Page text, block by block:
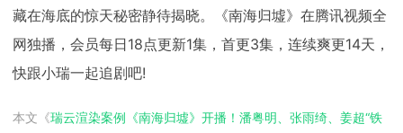
藏在海底的惊天秘密静待揭晓。《南海归墟》在腾讯视频全
网独播，会员每日18点更新1集，首更3集，连续爽更14天，
快跟小瑞一起追剧吧!
本文《瑞云渲染案例《南海归墟》开播！潘粤明、张雨绮、姜超“铁